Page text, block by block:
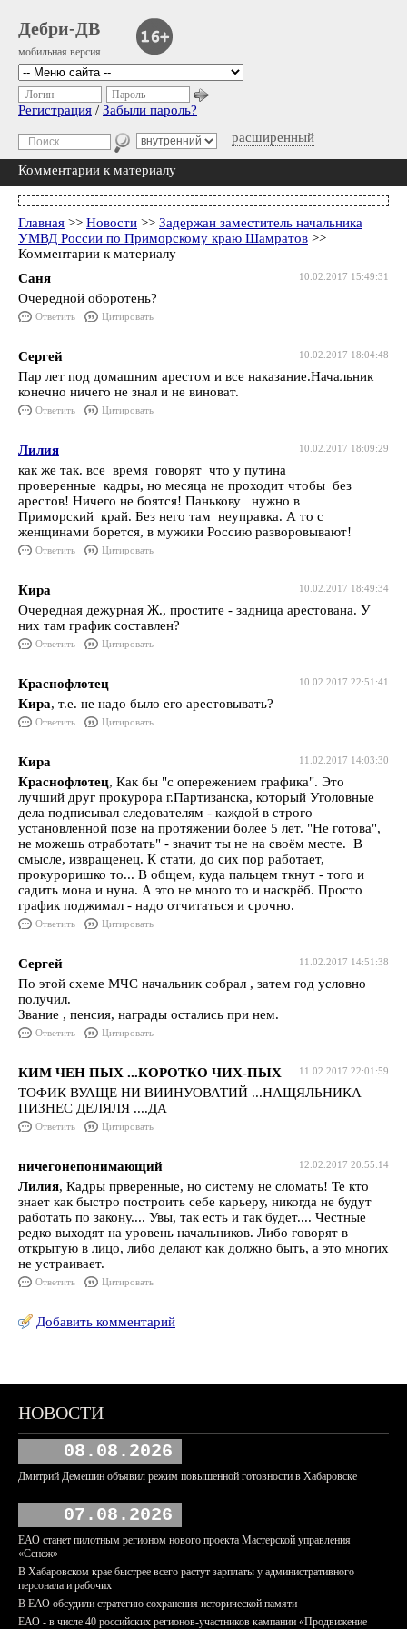
Дебри-ДВ
мобильная версия
расширенный
Логин Пароль
Регистрация / Забыли пароль?
Комментарии к материалу
Главная >> Новости >> Задержан заместитель начальника
УМВД России по Приморскому краю Шамратов >>
Комментарии к материалу
10.02.2017 15:49:31
Саня
Очередной оборотень?
Ответить Цитировать
10.02.2017 18:04:48
Сергей
Пар лет под домашним арестом и все наказание.Начальник
конечно ничего не знал и не виноват.
Ответить Цитировать
10.02.2017 18:09:29
Лилия
как же так. все время говорят что у путина
проверенные кадры, но месяца не проходит чтобы без
арестов! Ничего не боятся! Панькову нужно в
Приморский край. Без него там неуправка. А то с
женщинами борется, в мужики Россию разворовывают!
Ответить Цитировать
10.02.2017 18:49:34
Кира
Очередная дежурная Ж., простите - задница арестована. У
них там график составлен?
Ответить Цитировать
10.02.2017 22:51:41
Краснофлотец
Кира, т.е. не надо было его арестовывать?
Ответить Цитировать
11.02.2017 14:03:30
Кира
Краснофлотец, Как бы "с опережением графика". Это
лучший друг прокурора г.Партизанска, который Уголовные
дела подписывал следователям - каждой в строго
установленной позе на протяжении более 5 лет. "Не готова",
не можешь отработать" - значит ты не на своём месте. В
смысле, извращенец. К стати, до сих пор работает,
прокуроришко то... В общем, куда пальцем ткнут - того и
садить мона и нуна. А это не много то и наскрёб. Просто
график поджимал - надо отчитаться и срочно.
Ответить Цитировать
11.02.2017 14:51:38
Сергей
По этой схеме МЧС начальник собрал , затем год условно
получил.
Звание , пенсия, награды остались при нем.
Ответить Цитировать
11.02.2017 22:01:59
КИМ ЧЕН ПЫХ ...КОРОТКО ЧИХ-ПЫХ
ТОФИК ВУАЩЕ НИ ВИИНУОВАТИЙ ...НАЩЯЛЬНИКА
ПИЗНЕС ДЕЛЯЛЯ ....ДА
Ответить Цитировать
12.02.2017 20:55:14
ничегонепонимающий
Лилия, Кадры прверенные, но систему не сломать! Те кто
знает как быстро построить себе карьеру, никогда не будут
работать по закону.... Увы, так есть и так будет.... Честные
редко выходят на уровень начальников. Либо говорят в
открытую в лицо, либо делают как должно быть, а это многих
не устраивает.
Ответить Цитировать
Добавить комментарий
НОВОСТИ
08.08.2026
Дмитрий Демешин объявил режим повышенной готовности в Хабаровске
07.08.2026
ЕАО станет пилотным регионом нового проекта Мастерской управления
«Сенеж»
В Хабаровском крае быстрее всего растут зарплаты у административного
персонала и рабочих
В ЕАО обсудили стратегию сохранения исторической памяти
ЕАО - в числе 40 российских регионов-участников кампании «Продвижение